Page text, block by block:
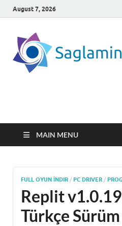
August 7, 2026
MAIN MENU
FULL OYUN İNDIR / PC DRIVER /
Replit
Türkçe